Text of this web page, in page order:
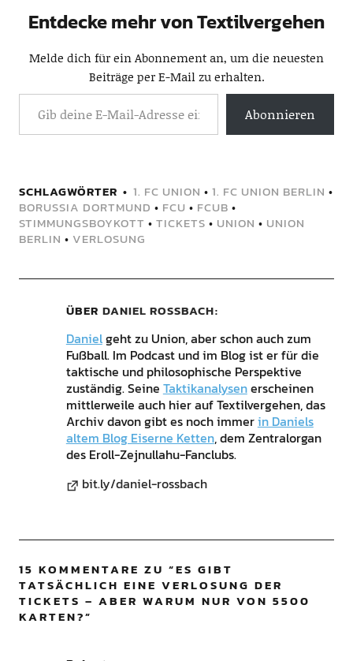
Entdecke mehr von Textilvergehen
Melde dich für ein Abonnement an, um die neuesten
Beiträge per E-Mail zu erhalten.
Abonnieren
SCHLAGWÖRTER 1. FC UNION • 1. FC UNION BERLIN •
BORUSSIA DORTMUND • FCU • FCUB •
STIMMUNGSBOYKOTT • TICKETS • UNION • UNION
BERLIN • VERLOSUNG
ÜBER DANIEL ROSSBACH
Danielgeht zu Union, aber schon auch zum
Fußball. Im Podcast und im Blog ist er für die
taktische und philosophische Perspektive
zuständig. Seine Taktikanalysenerscheinen
mittlerweile auch hier auf Textilvergehen, das
Archiv davon gibt es noch immerin Daniels
altem Blog Eiserne Ketten, dem Zentralorgan
des Eroll-Zejnullahu-Fanclubs.
bit.ly/daniel-rossbach
15 KOMMENTARE ZU “ES GIBT
TATSÄCHLICH EINE VERLOSUNG DER
TICKETS – ABER WARUM NUR VON 5500
KARTEN?”